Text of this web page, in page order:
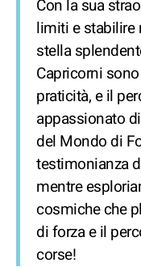
Con la sua
limiti e stabilire
stella
Capricorni
praticità, e il
appassionato
del Mondo di
testimonianza
mentre
cosmiche che
di forza e il
corse!